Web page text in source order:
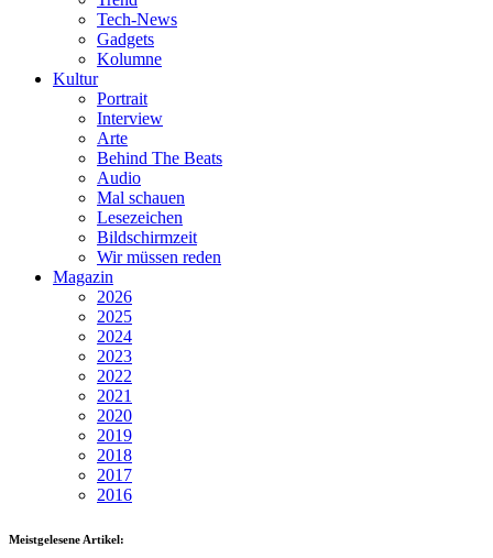
Tech-News
Gadgets
Kolumne
Kultur
Portrait
Interview
Arte
Behind The Beats
Audio
Mal schauen
Lesezeichen
Bildschirmzeit
Wir müssen reden
Magazin
2026
2025
2024
2023
2022
2021
2020
2019
2018
2017
2016
Meistgelesene Artikel: